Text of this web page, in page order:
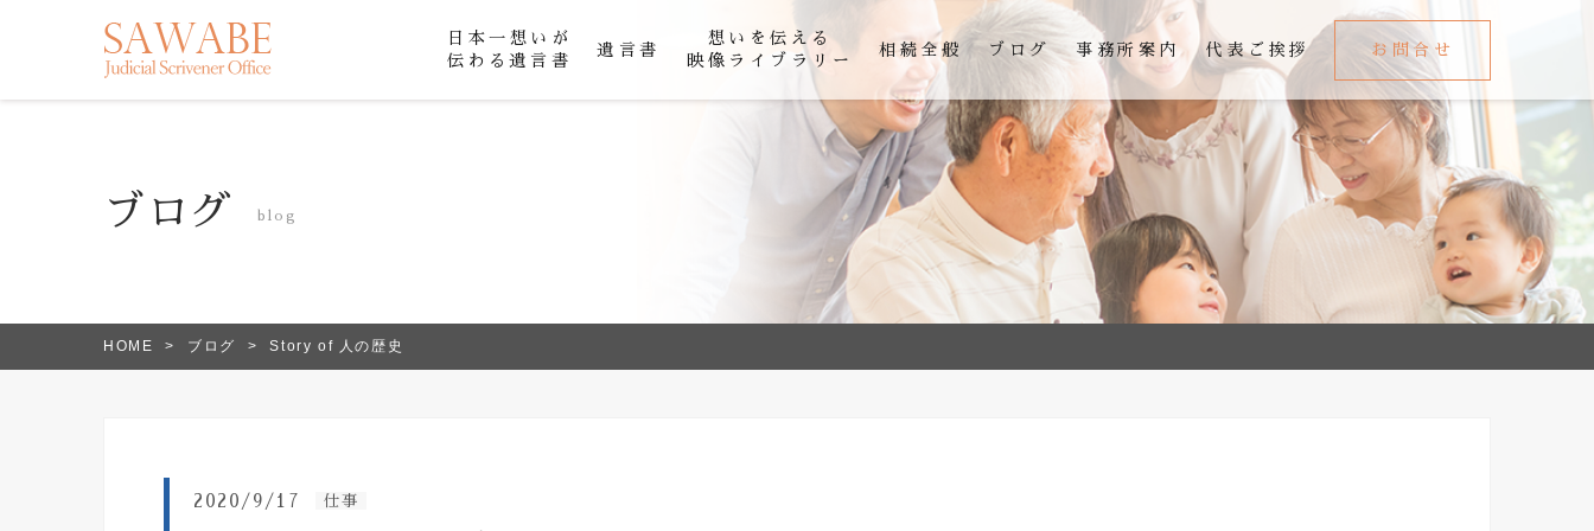
日本一想いが
伝わる遺言書
遺言書
想いを伝える
映像ライブラリー
相続全般 ブログ 事務所案内 代表ご挨拶 お問合せ
ブログ blog
HOME ブログ Story of 人の歴史
2020/9/17 仕事